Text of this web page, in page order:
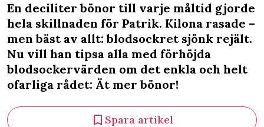
En deciliter bönor till varje måltid gjorde
hela skillnaden för Patrik. Kilona rasade –
men bäst av allt: blodsockret sjönk rejält.
Nu vill han tipsa alla med förhöjda
blodsockervärden om det enkla och helt
ofarliga rådet: Ät mer bönor!
Spara artikel